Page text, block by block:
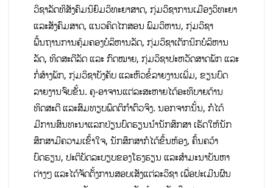
ວິຊາລັດທິສັງຄົມນິຍົມວິທະຍາສາດ, ກຸ່ມວິຊາການເມືອງວິທະຍາ
ແລະສັງຄົມສາດ, ແນວຄິດໄກສອນ ພົມວິຫານ, ກຸ່ມວິຊາ
ພື້ນຖານການຄຸ້ມຄອງບໍລິຫານລັດ, ກຸ່ມວິຊາເຕັກນິກບໍລິຫານ
ລັດ, ທິດສະດີລັດ ແລະ ກົດໝາຍ, ກຸ່ມວິຊາປະຫວັດສາດພັກ ແລະ
ກໍ່ສ້າງພັກ, ກຸ່ມວິຊາບັງຄັບ ແລະຫົວຂໍ້ລາຍງານເພີ່ມ, ຂຽນບົດ
ລາຍງານຈົບຂັ້ນ. ຄູ-ອາຈານແຕ່ລະສະຫາຍໄດ້ອະທິບາຍດ້ານ
ທິດສະດີ ແລະສົມທຽບພຶດຕິກຳຕົວຈິງ. ນອກຈາກນັ້ນ, ກໍໄດ້
ມີການສົນທະນາແລກປ່ຽນບົດຮຽນນໍານັກສຶກສາ ເຮັດໃຫ້ນັກ
ສຶກສາມີຄວາມເຂົ້າໃຈ, ນັກສຶກສາກໍໄດ້ຂຶ້ນຫ້ອງ, ຄົ້ນຄວ້າ
ບົດຮຽນ, ປະຕິບັດລະບຽບຂອງໂຮງຮຽນ ແລະສຳມະນາບັນຫາ
ຕ່າງໆ ແລະໄດ້ຈັດຕັ້ງການສອບເສັງແຕ່ລະວິຊາ ເພື່ອປະເມີນຜົນ